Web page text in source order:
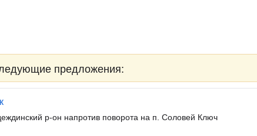
предложения:
р-он напротив поворота на п. Соловей Ключ